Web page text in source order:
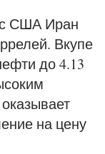
США Иран
Вкупе
до 4.13
на цену